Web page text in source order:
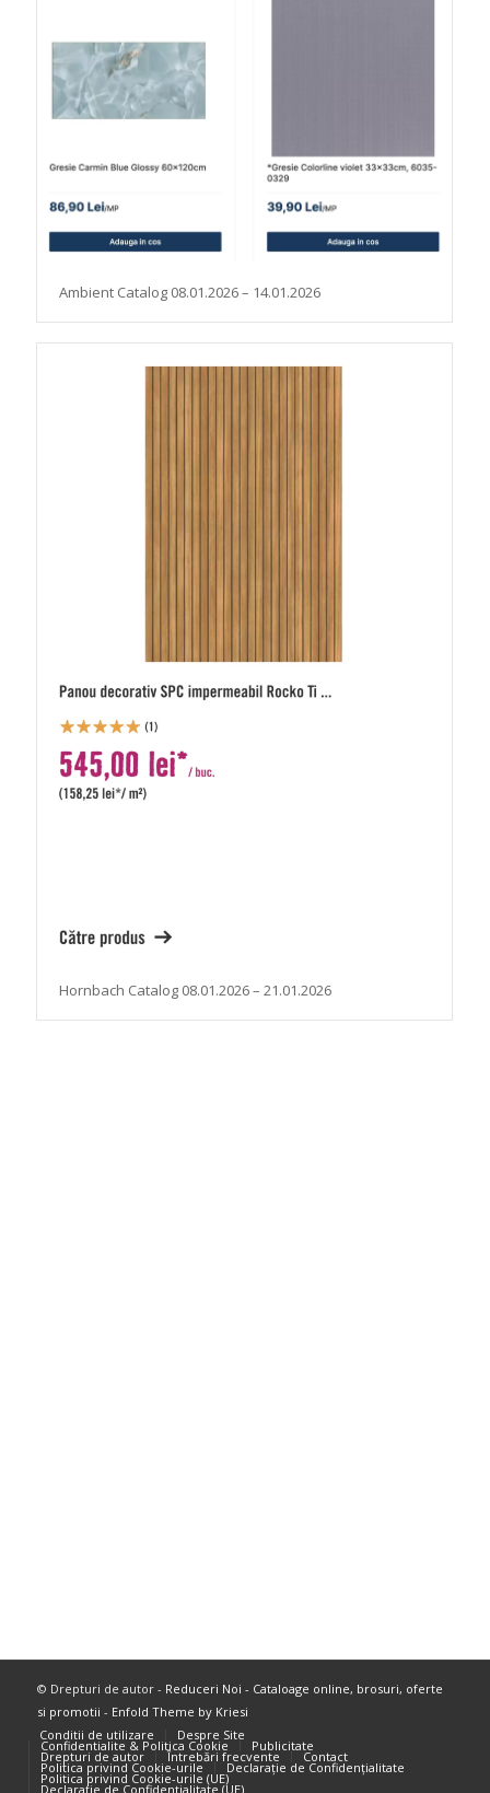
Ambient Catalog 08.01.2026 – 14.01.2026
Hornbach Catalog 08.01.2026 – 21.01.2026
© Drepturi de autor - Reduceri Noi - Cataloage online, brosuri, oferte
si promotii - Enfold Theme by Kriesi
Conditii de utilizare
Despre Site
Confidentialite & Politica Cookie Publicitate
Drepturi de autor Întrebări frecvente Contact
Politica privind Cookie-urile Declarație de Confidențialitate
Politica privind Cookie-urile (UE)
Declarație de Confidențialitate (UE)